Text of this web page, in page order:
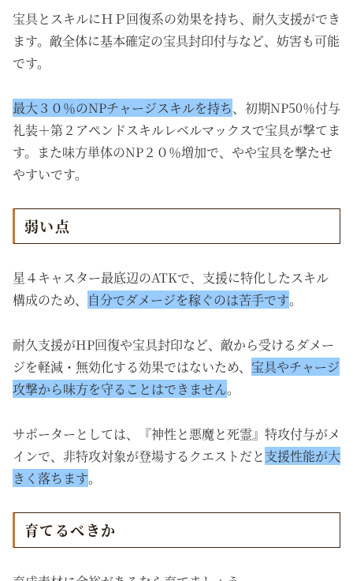
宝具とスキルにＨＰ回復系の効果を持ち、耐久支援ができ
ます。敵全体に基本確定の宝具封印付与など、妨害も可能
です。
最大３０％のNPチャージスキルを持ち、初期NP50％付与
礼装＋第２アペンドスキルレベルマックスで宝具が撃てま
す。また味方単体のNP２０％増加で、やや宝具を撃たせ
やすいです。
弱い点
星４キャスター最底辺のATKで、支援に特化したスキル
構成のため、
自分でダメージを稼ぐのは苦手です。
耐久支援がHP回復や宝具封印など、敵から受けるダメー
ジを軽減・無効化する効果ではないため、 宝具やチャージ
攻撃から味方を守ることはできません。
サポーターとしては、『神性と悪魔と死霊』特攻付与がメ
インで、非特攻対象が登場するクエストだと支援性能が大
きく落ちます。
育てるべきか